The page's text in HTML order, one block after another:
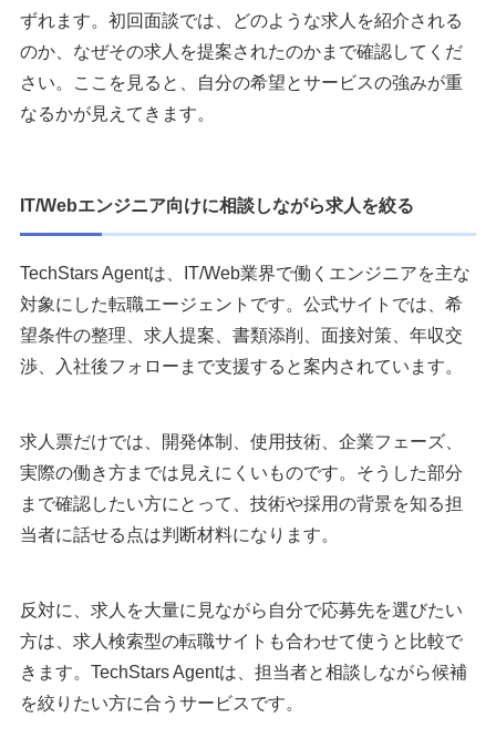
ずれます。初回面談では、どのような求人を紹介される
のか、なぜその求人を提案されたのかまで確認してくだ
さい。ここを見ると、自分の希望とサービスの強みが重
なるかが見えてきます。
IT/Webエンジニア向けに相談しながら求人を絞る
TechStars Agentは、IT/Web業界で働くエンジニアを主な
対象にした転職エージェントです。公式サイトでは、希
望条件の整理、求人提案、書類添削、面接対策、年収交
渉、入社後フォローまで支援すると案内されています。
求人票だけでは、開発体制、使用技術、企業フェーズ、
実際の働き方までは見えにくいものです。そうした部分
まで確認したい方にとって、技術や採用の背景を知る担
当者に話せる点は判断材料になります。
反対に、求人を大量に見ながら自分で応募先を選びたい
方は、求人検索型の転職サイトも合わせて使うと比較で
きます。TechStars Agentは、担当者と相談しながら候補
を絞りたい方に合うサービスです。